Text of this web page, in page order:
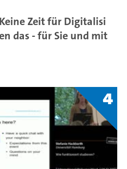
Zeit für Digitalisi
das - für Sie und mit
4